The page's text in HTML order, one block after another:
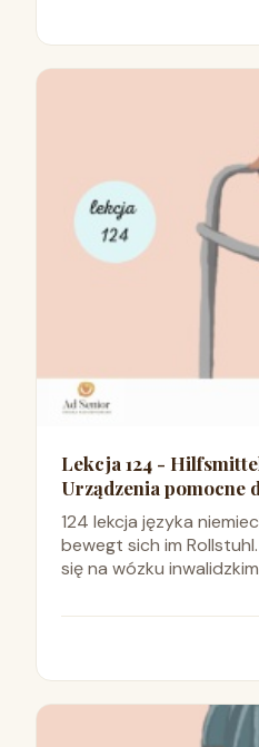
Lekcja 124 -
Urządzenia pomocne
124 lekcja języka
bewegt sich im
się na wózku